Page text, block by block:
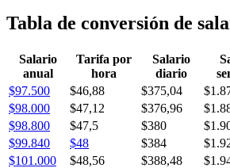
Tabla de conversión de
Salario
anual
Tarifa por
hora
Salario
diario
$97.500
$46,88 $375,04
$98.000
$47,12 $376,96
$98.800
$47,5 $380
$99.840
$48 $384
$101.000
$48,56 $388,48